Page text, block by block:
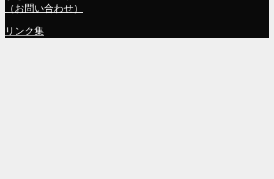
（お問い合わせ）
リンク集